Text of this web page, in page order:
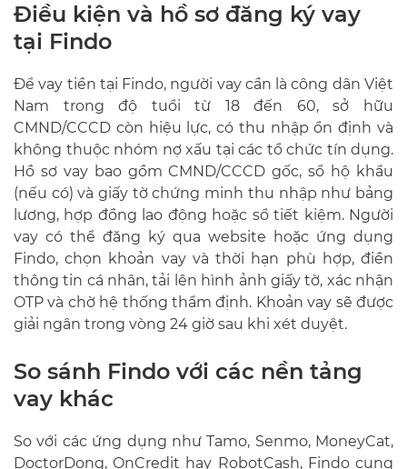
Điều kiện và hồ sơ đăng ký vay
tại Findo
Để vay tiền tại Findo, người vay cần là công dân Việt
Nam trong độ tuổi từ 18 đến 60, sở hữu
CMND/CCCD còn hiệu lực, có thu nhập ổn định và
không thuộc nhóm nợ xấu tại các tổ chức tín dụng.
Hồ sơ vay bao gồm CMND/CCCD gốc, sổ hộ khẩu
(nếu có) và giấy tờ chứng minh thu nhập như bảng
lương, hợp đồng lao động hoặc sổ tiết kiệm. Người
vay có thể đăng ký qua website hoặc ứng dụng
Findo, chọn khoản vay và thời hạn phù hợp, điền
thông tin cá nhân, tải lên hình ảnh giấy tờ, xác nhận
OTP và chờ hệ thống thẩm định. Khoản vay sẽ được
giải ngân trong vòng 24 giờ sau khi xét duyệt.
So sánh Findo với các nền tảng
vay khác
So với các ứng dụng như Tamo, Senmo, MoneyCat,
DoctorDong, OnCredit hay RobotCash, Findo cung